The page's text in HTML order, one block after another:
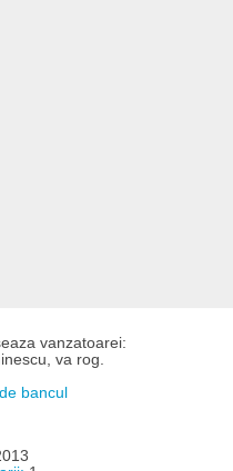
vanzatoarei:
va rog.
bancul